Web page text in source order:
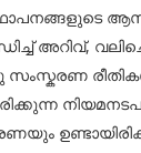
അറിവ്,
സംസ്കരണ